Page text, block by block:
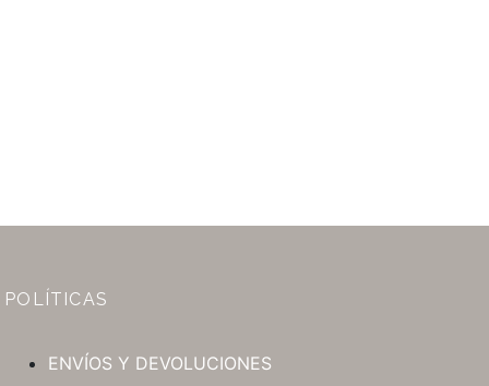
POLÍTICAS
ENVÍOS Y DEVOLUCIONES